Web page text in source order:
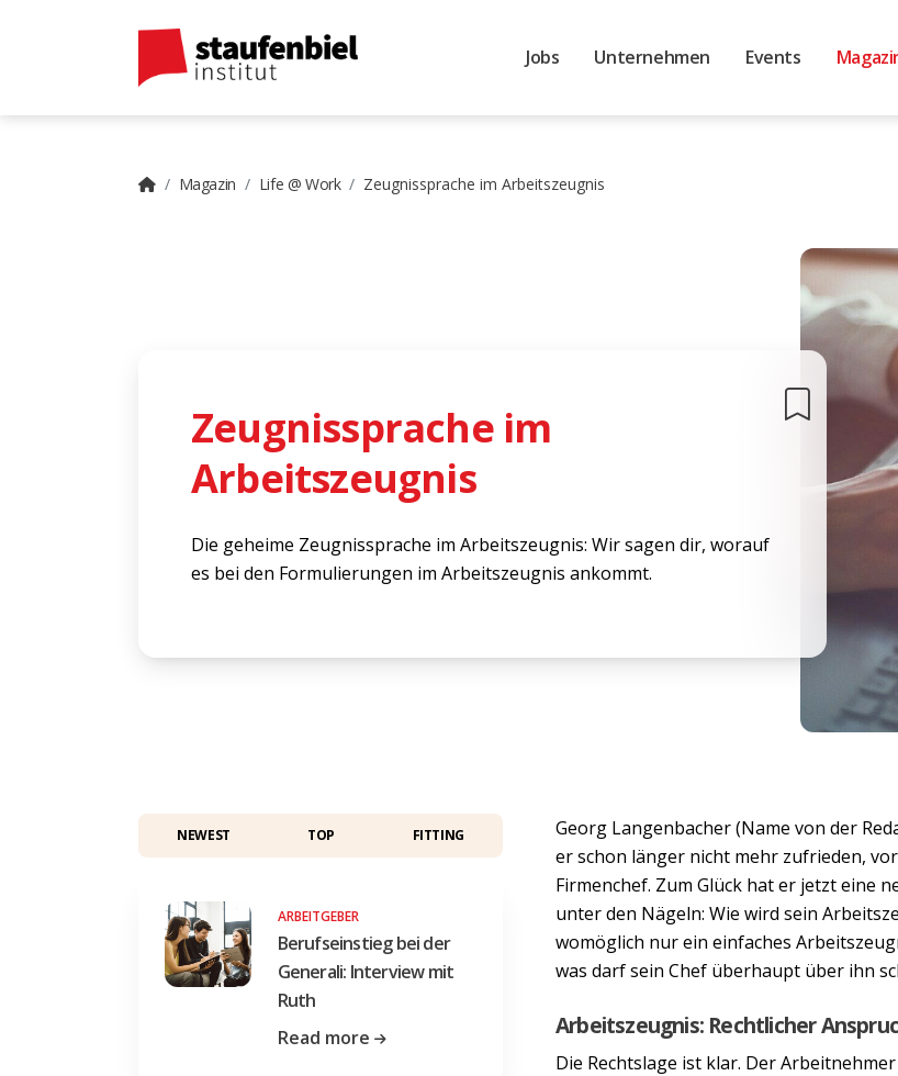
Jobs Unternehmen Events
Magazin Life @ Work Zeugnissprache im Arbeitszeugnis
Zeugnissprache im
Arbeitszeugnis
Die geheime Zeugnissprache im Arbeitszeugnis: Wir sagen dir, worauf
es bei den Formulierungen im Arbeitszeugnis ankommt.
NEWEST TOP FITTING
ARBEITGEBER
Berufseinstieg bei der
Generali: Interview mit
Ruth
Read more
Georg Langenbacher (Name von der
er schon länger nicht mehr zufrieden,
Firmenchef. Zum Glück hat er jetzt eine
unter den Nägeln: Wie wird sein
womöglich nur ein einfaches
was darf sein Chef überhaupt über ihn
Arbeitszeugnis: Rechtlicher
Die Rechtslage ist klar. Der